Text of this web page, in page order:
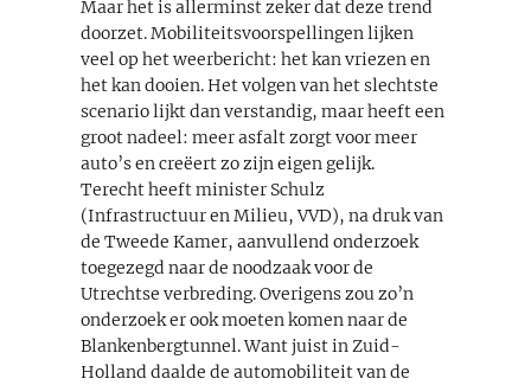
Maar het is allerminst zeker dat deze trend
doorzet. Mobiliteitsvoorspellingen lijken
veel op het weerbericht: het kan vriezen en
het kan dooien. Het volgen van het slechtste
scenario lijkt dan verstandig, maar heeft een
groot nadeel: meer asfalt zorgt voor meer
auto’s en creëert zo zijn eigen gelijk.
Terecht heeft minister Schulz
(Infrastructuur en Milieu, VVD), na druk van
de Tweede Kamer, aanvullend onderzoek
toegezegd naar de noodzaak voor de
Utrechtse verbreding. Overigens zou zo’n
onderzoek er ook moeten komen naar de
Blankenbergtunnel. Want juist in Zuid-
Holland daalde de automobiliteit van de